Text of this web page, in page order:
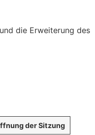
die Erweiterung des
der Sitzung